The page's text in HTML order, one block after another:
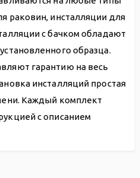
раковин, инсталляции для
с бачком обладают
образца.
гарантию на весь
инсталляций простая
Каждый комплект
с описанием